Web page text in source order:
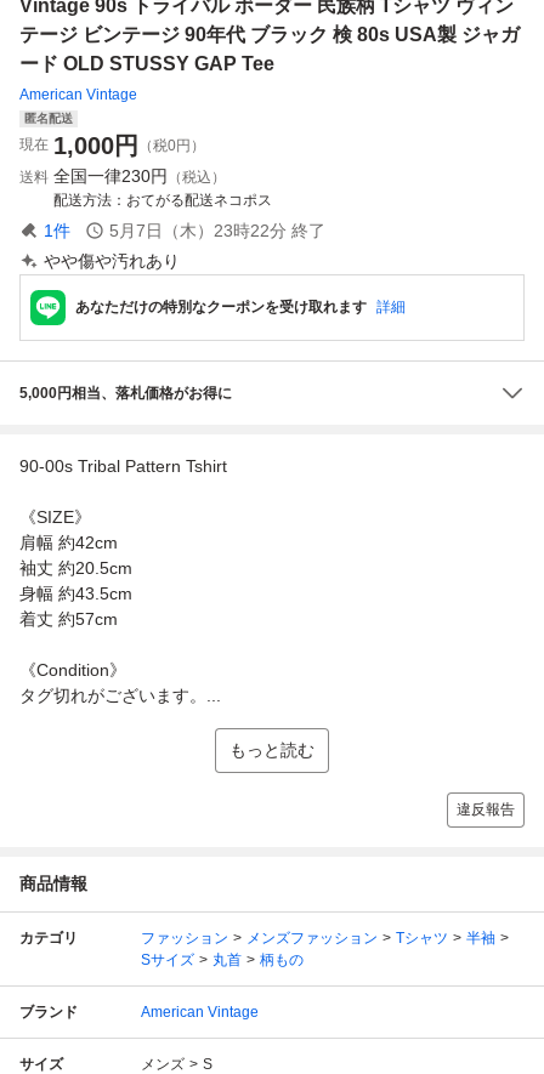
ネイビー アメフト
L ヴィンテージ
ー スケート USA
80s 90s
ジャン クチトン
ネル スーベニア
Vintage 90s トライバル ボーダー 民族柄 Tシャツ ヴィン
テージ ビンテージ 90年代 ブラック 検 80s USA製 ジャガ
ード OLD STUSSY GAP Tee
American Vintage
匿名配送
現在 1,000円
（税0円）
送料 全国一律230円
（税込）
配送方法
おてがる配送ネコポス
1件 5月7日（木）23時22分 終了
やや傷や汚れあり
あなただけの特別なクーポンを受け取れます 詳細
5,000円相当、落札価格がお得に
90-00s Tribal Pattern Tshirt
《SIZE》
肩幅 約42cm
袖丈 約20.5cm
身幅 約43.5cm
着丈 約57cm
《Condition》
タグ切れがございます。...
もっと読む
違反報告
商品情報
カテゴリ ファッション メンズファッション Tシャツ
半袖
Sサイズ
丸首 柄もの
ブランド American Vintage
サイズ メンズ S